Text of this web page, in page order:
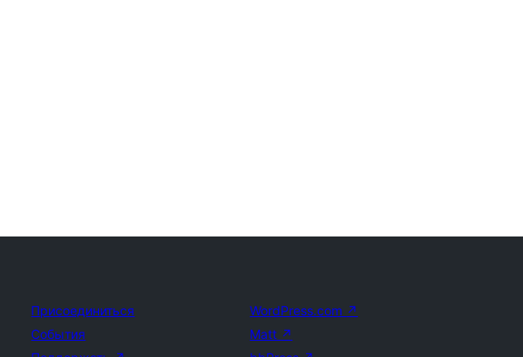
Присоединиться
События
WordPress.com ↗
Matt ↗